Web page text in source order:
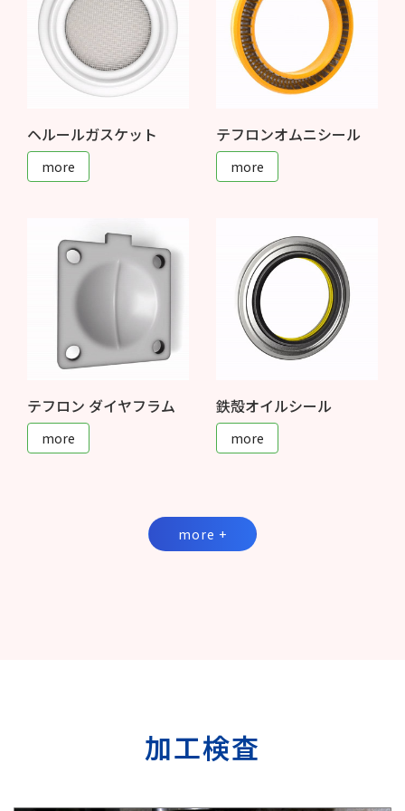
ヘルールガスケット
more
テフロンオムニシール
more
テフロン ダイヤフラム
more
鉄殻オイルシール
more
more +
加工検査